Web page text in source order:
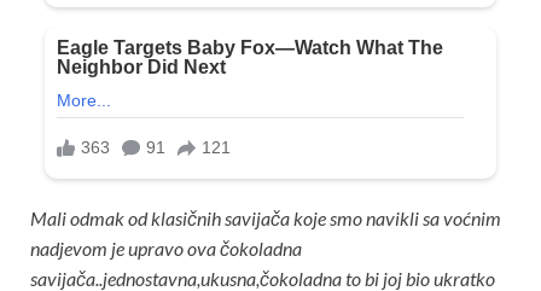
Mali odmak od klasičnih savijača koje smo navikli sa voćnim
nadjevom je upravo ova čokoladna
savijača..jednostavna,ukusna,čokoladna to bi joj bio ukratko